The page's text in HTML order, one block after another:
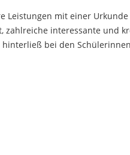
Leistungen mit einer Urkunde
interessante und
bei den